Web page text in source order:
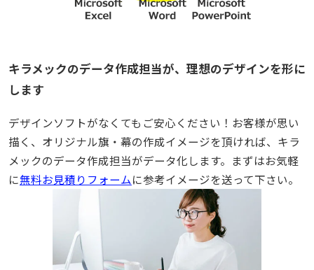
キラメックのデータ作成担当が、理想のデザインを形に
します
デザインソフトがなくてもご安心ください！お客様が思い
描く、オリジナル旗・幕の作成イメージを頂ければ、キラ
メックのデータ作成担当がデータ化します。まずはお気軽
に無料お見積りフォームに参考イメージを送って下さい。